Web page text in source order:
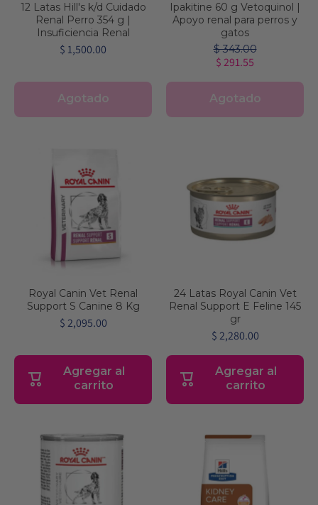
12 Latas Hill's k/d Cuidado
Renal Perro 354 g |
Insuficiencia Renal
$ 1,500.00
Agotado
Ipakitine 60 g Vetoquinol |
Apoyo renal para perros y
gatos
$ 343.00
$ 291.55
Agotado
Royal Canin Vet Renal
Support S Canine 8 Kg
$ 2,095.00
Agregar al
carrito
24 Latas Royal Canin Vet
Renal Support E Feline 145
gr
$ 2,280.00
Agregar al
carrito